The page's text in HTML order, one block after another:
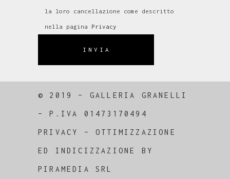
la loro cancellazione come descritto
nella pagina Privacy
INVIA
© 2019 – GALLERIA GRANELLI
–P.IVA 01473170494
PRIVACY –OTTIMIZZAZIONE
ED INDICIZZAZIONE BY
PIRAMEDIA SRL